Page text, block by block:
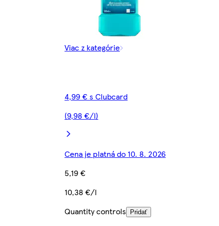
Viac z kategórie
4,99 € s Clubcard
(9,98 €/l)
Cena je platná do 10. 8. 2026
5,19 €
10,38 €/l
Quantity controls
Pridať